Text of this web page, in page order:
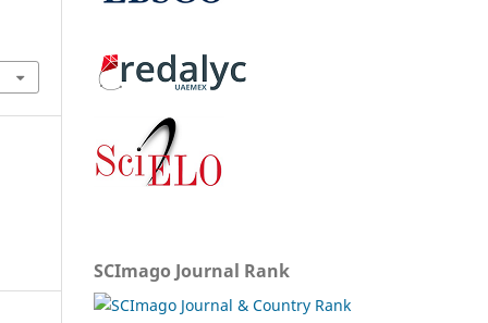
SCImago Journal Rank